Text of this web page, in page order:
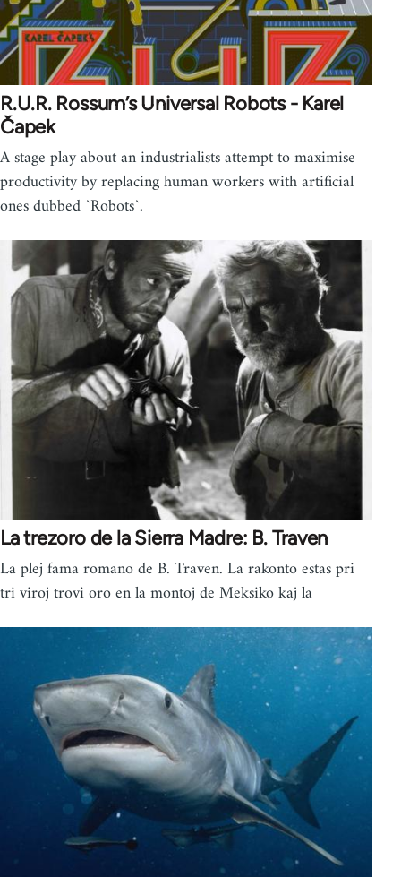
R.U.R. Rossum’s Universal Robots - Karel
Čapek
A stage play about an industrialists attempt to maximise
productivity by replacing human workers with artificial
ones dubbed `Robots`.
La trezoro de la Sierra Madre: B. Traven
La plej fama romano de B. Traven. La rakonto estas pri
tri viroj trovi oro en la montoj de Meksiko kaj la